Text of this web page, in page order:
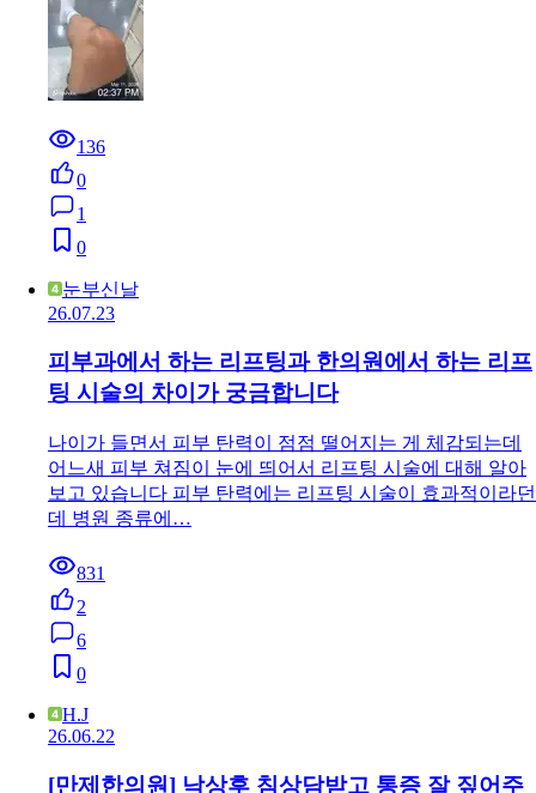
136
0
1
0
눈부신날
26.07.23
피부과에서 하는 리프팅과 한의원에서 하는 리프
팅 시술의 차이가 궁금합니다
나이가 들면서 피부 탄력이 점점 떨어지는 게 체감되는데
어느새 피부 쳐짐이 눈에 띄어서 리프팅 시술에 대해 알아
보고 있습니다 피부 탄력에는 리프팅 시술이 효과적이라던
데 병원 종류에…
831
2
6
0
H.J
26.06.22
[만제한의원] 낙상후 침상담받고 통증 잘 짚어주